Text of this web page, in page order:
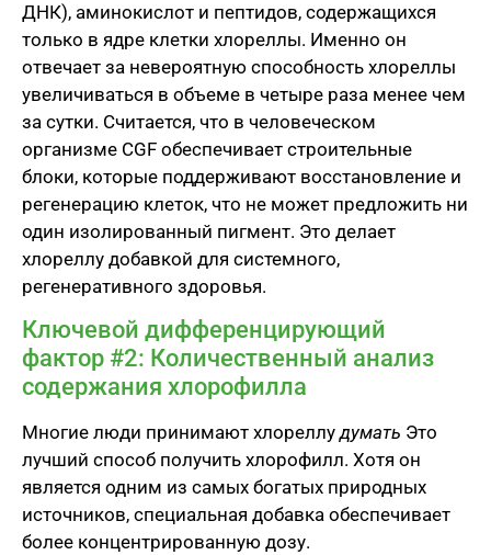
ДНК), аминокислот и пептидов, содержащихся
только в ядре клетки хлореллы. Именно он
отвечает за невероятную способность хлореллы
увеличиваться в объеме в четыре раза менее чем
за сутки. Считается, что в человеческом
организме CGF обеспечивает строительные
блоки, которые поддерживают восстановление и
регенерацию клеток, что не может предложить ни
один изолированный пигмент. Это делает
хлореллу добавкой для системного,
регенеративного здоровья.
Ключевой дифференцирующий
фактор #2: Количественный анализ
содержания хлорофилла
Многие люди принимают хлореллудумать Это
лучший способ получить хлорофилл. Хотя он
является одним из самых богатых природных
источников, специальная добавка обеспечивает
более концентрированную дозу.